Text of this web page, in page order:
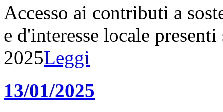
Accesso ai contributi a
e d'interesse locale
2025Leggi
13/01/2025